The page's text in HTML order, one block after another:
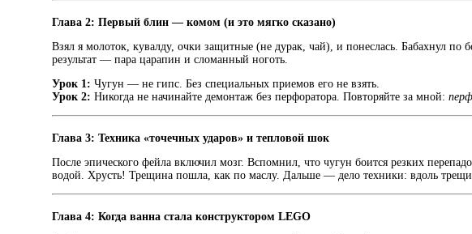
Глава 2: Первый блин — комом (и это мягко сказано)
Взял я молоток, кувалду, очки защитные (не дурак, чай), и понеслась. Бабахнул
результат — пара царапин и сломанный ноготь.
Урок 1: Чугун — не гипс. Без специальных приемов его не взять.
Урок 2: Никогда не начинайте демонтаж без перфоратора. Повторяйте за мной:
Глава 3: Техника «точечных ударов» и тепловой шок
После эпического фейла включил мозг. Вспомнил, что чугун боится резких
водой. Хрусть! Трещина пошла, как по маслу. Дальше — дело техники: вдоль
Глава 4: Когда ванна стала конструктором LEGO